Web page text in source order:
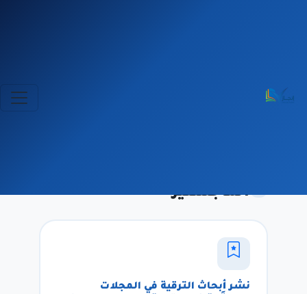
الماجستير
نشر أبحاث الترقية في المجلات